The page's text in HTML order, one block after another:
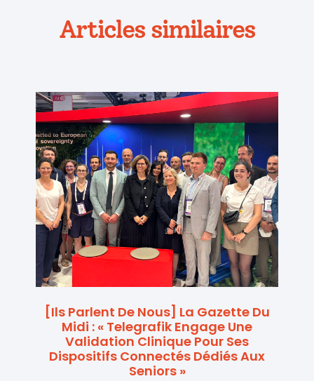
Articles similaires
[Ils Parlent De Nous] La Gazette Du
Midi : « Telegrafik Engage Une
Validation Clinique Pour Ses
Dispositifs Connectés Dédiés Aux
Seniors »